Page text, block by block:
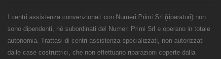
I centri assistenza convenzionati con Numeri Primi Srl (riparatori) non
sono dipendenti, né subordinati del Numeri Primi Srl e operano in totale
autonomia. Trattasi di centri assistenza specializzati, non autorizzati
dalle case costruttrici, che non effettuano riparazioni coperte dalla